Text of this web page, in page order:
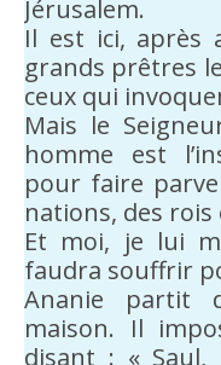
Jérusalem.
Il est ici, après
grands prêtres
ceux qui
Mais le
homme est
pour faire
nations, des rois
Et moi, je lui
faudra souffrir
Ananie partit
maison. Il
disant : « Saul,